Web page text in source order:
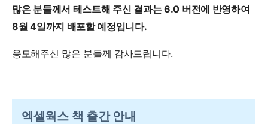
많은 분들께서 테스트해 주신 결과는 6.0 버전에 반영하여
8월 4일까지 배포할 예정입니다.
응모해주신 많은 분들께 감사드립니다.
엑셀웍스 책 출간 안내